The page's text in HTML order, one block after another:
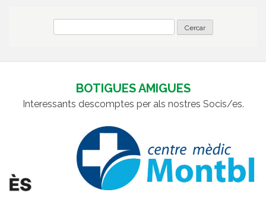
BOTIGUES AMIGUES
Interessants descomptes per als nostres Socis/es.